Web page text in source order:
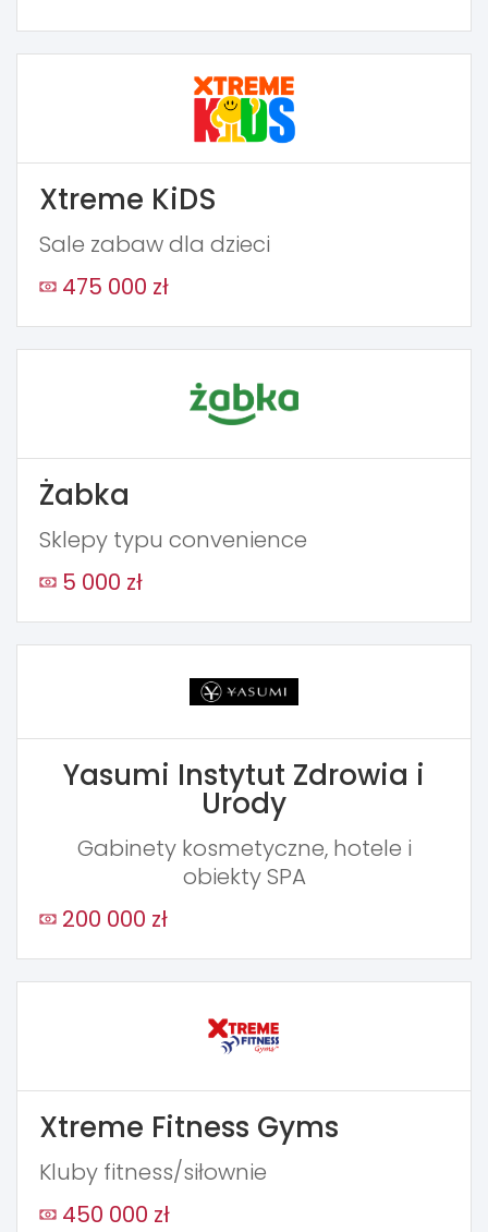
Xtreme KiDS
Sale zabaw dla dzieci
475 000 zł
Żabka
Sklepy typu convenience
5 000 zł
Yasumi Instytut Zdrowia i
Urody
Gabinety kosmetyczne, hotele i
obiekty SPA
200 000 zł
Xtreme Fitness Gyms
Kluby fitness/siłownie
450 000 zł